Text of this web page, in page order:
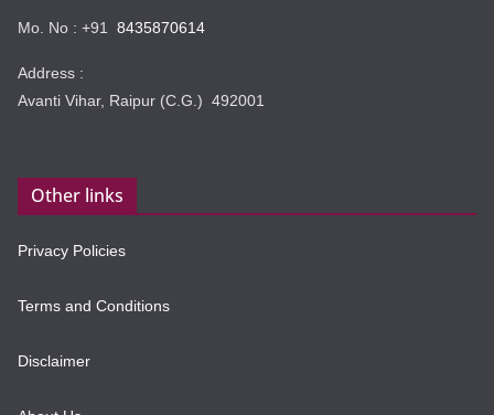
Mo. No : +91 8435870614
Address :
Avanti Vihar, Raipur (C.G.) 492001
Other links
Privacy Policies
Terms and Conditions
Disclaimer